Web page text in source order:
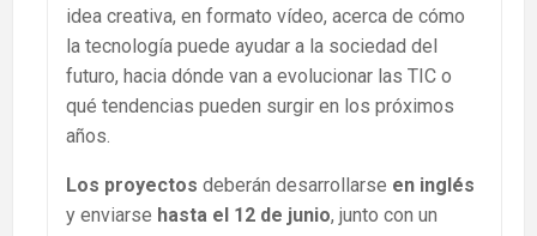
idea creativa, en formato vídeo, acerca de cómo
la tecnología puede ayudar a la sociedad del
futuro, hacia dónde van a evolucionar las TIC o
qué tendencias pueden surgir en los próximos
años.
Los proyectos deberán desarrollarse en inglés
y enviarse hasta el 12 de junio, junto con un